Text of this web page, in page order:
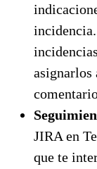
asignarlos
JIRA en
que te